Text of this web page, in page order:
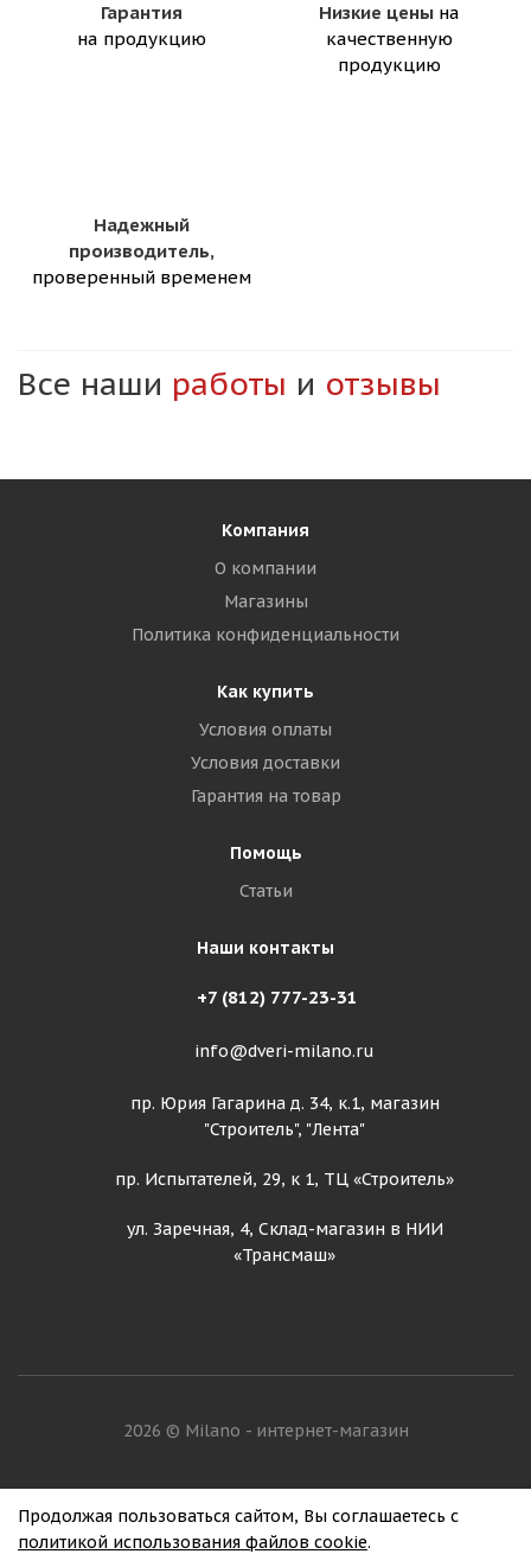
Гарантия
на продукцию
Низкие цены на
качественную
продукцию
Надежный
производитель,
проверенный временем
Все наши работы и отзывы
Компания
О компании
Магазины
Политика конфиденциальности
Как купить
Условия оплаты
Условия доставки
Гарантия на товар
Помощь
Статьи
Наши контакты
+7 (812) 777-23-31
info@dveri-milano.ru
пр. Юрия Гагарина д. 34, к.1, магазин
"Строитель", "Лента"
пр. Испытателей, 29, к 1, ТЦ «Строитель»
ул. Заречная, 4, Склад-магазин в НИИ
«Трансмаш»
2026 © Milano - интернет-магазин
Продвижение сайтов
Продолжая пользоваться сайтом, Вы соглашаетесь с
политикой использования файлов cookie.